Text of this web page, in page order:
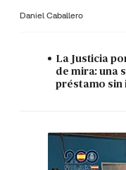
Daniel Caballero
La Justicia
de mira: una
préstamo sin